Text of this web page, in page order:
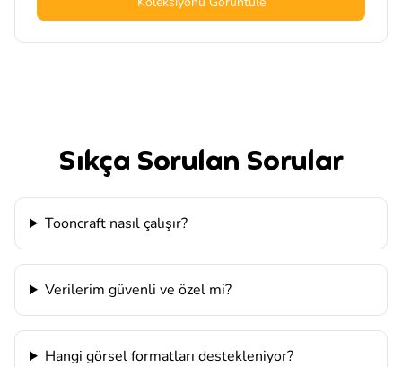
Sıkça Sorulan Sorular
Tooncraft nasıl çalışır?
Verilerim güvenli ve özel mi?
Hangi görsel formatları destekleniyor?